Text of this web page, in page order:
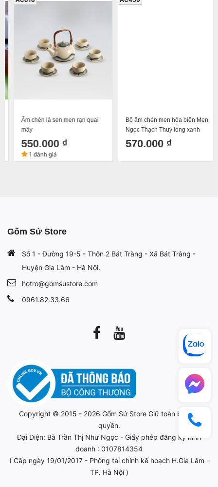
Ấm chén lá sen men rạn quai
mây
550.000 ₫
1 đánh giá
Bộ ấm chén men hỏa biến Men
Ngọc Thạch Thuỷ lòng xanh
dáng chóp cao cấp Bát Tràng
570.000 ₫
Gốm Sứ Store
Số 1 - Đường 19-5 - Thôn 2 Bát Tràng - Xã Bát Tràng -
Huyện Gia Lâm - Hà Nội.
hotro@gomsustore.com
0961.82.33.66
Copyright © 2015 - 2026 Gốm Sứ StoreGiữ toàn bộ bản
quyền.
Đại Diện: Bà Trần Thị Như Ngọc - Giấy phép đăng ký kinh
doanh : 0107814354
( Cấp ngày 19/01/2017 - Phòng tài chính kế hoạch H.Gia Lâm -
TP. Hà Nội )